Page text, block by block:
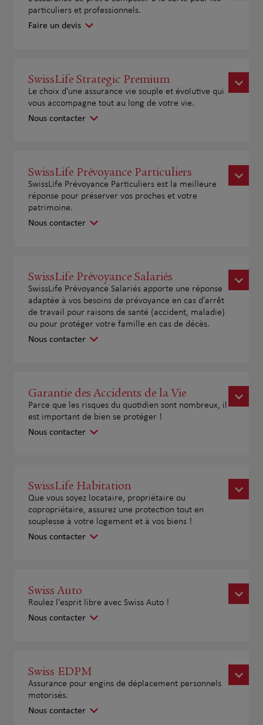
particuliers et professionnels.
Faire un devis
SwissLife Strategic Premium
Le choix d'une assurance vie souple et évolutive qui
vous accompagne tout au long de votre vie.
Nous contacter
SwissLife Prévoyance Particuliers
SwissLife Prévoyance Particuliers est la meilleure
réponse pour préserver vos proches et votre
patrimoine.
Nous contacter
SwissLife Prévoyance Salariés
SwissLife Prévoyance Salariés apporte une réponse
adaptée à vos besoins de prévoyance en cas d'arrêt
de travail pour raisons de santé (accident, maladie)
ou pour protéger votre famille en cas de décès.
Nous contacter
Garantie des Accidents de la Vie
Parce que les risques du quotidien sont nombreux, il
est important de bien se protéger !
Nous contacter
SwissLife Habitation
Que vous soyez locataire, propriétaire ou
copropriétaire, assurez une protection tout en
souplesse à votre logement et à vos biens !
Nous contacter
Swiss Auto
Roulez l'esprit libre avec Swiss Auto !
Nous contacter
Swiss EDPM
Assurance pour engins de déplacement personnels
motorisés.
Nous contacter